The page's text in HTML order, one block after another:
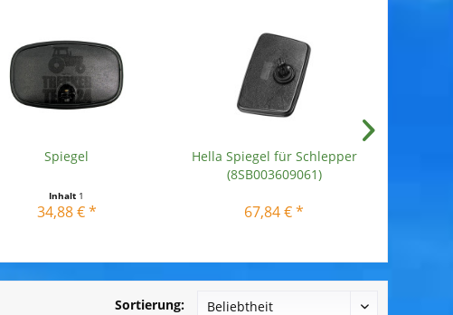
Spiegel
Inhalt 1
34,88 € *
Hella Spiegel für Schlepper
(8SB003609061)
67,84 € *
Sortierung: